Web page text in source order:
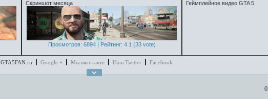
Скриншот месяца
Просмотров: 6894 | Рейтинг: 4.1 (33 vote)
Геймплейное видео GTA 5
GTA5FAN.ru Google + Мы вконтакте Наш Twitter Facebook
0